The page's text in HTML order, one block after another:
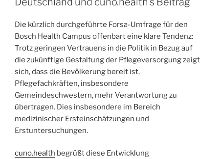
Die kürzlich durchgeführte Forsa-Umfrage für den
Bosch Health Campus offenbart eine klare Tendenz:
Trotz geringen Vertrauens in die Politik in Bezug auf
die zukünftige Gestaltung der Pflegeversorgung zeigt
sich, dass die Bevölkerung bereit ist,
Pflegefachkräften, insbesondere
Gemeindeschwestern, mehr Verantwortung zu
übertragen. Dies insbesondere im Bereich
medizinischer Ersteinschätzungen und
Erstuntersuchungen.
cuno.health begrüßt diese Entwicklung